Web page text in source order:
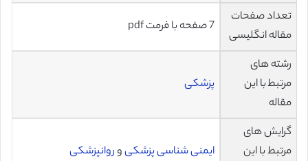
تعداد صفحات
مقاله انگلیسی
7 صفحه با فرمت pdf
رشته های
مرتبط با این
مقاله
پزشکی
گرایش های
مرتبط با این
ایمنی شناسی پزشکیوروانپزشکی